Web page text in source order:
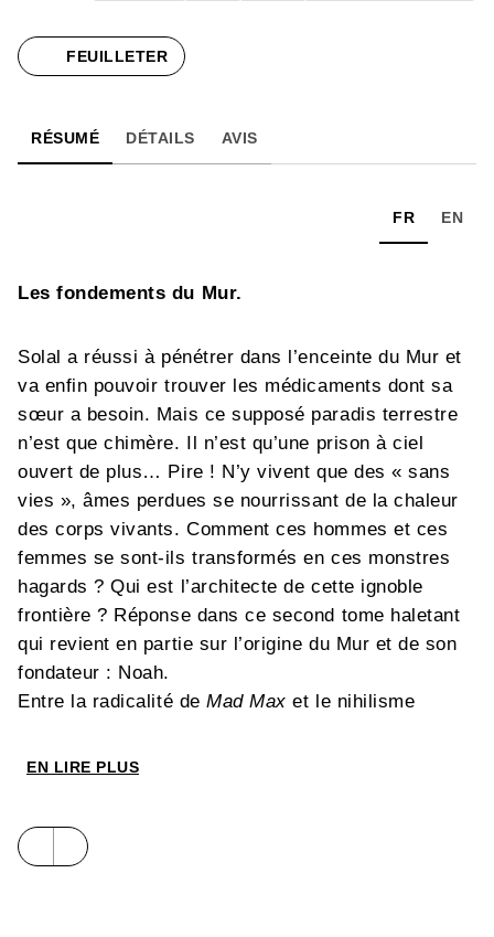
FEUILLETER
RÉSUMÉ DÉTAILS AVIS
FR EN
Les fondements du Mur.
Solal a réussi à pénétrer dans l’enceinte du Mur et
va enfin pouvoir trouver les médicaments dont sa
sœur a besoin. Mais ce supposé paradis terrestre
n’est que chimère. Il n’est qu’une prison à ciel
ouvert de plus… Pire ! N’y vivent que des « sans
vies », âmes perdues se nourrissant de la chaleur
des corps vivants. Comment ces hommes et ces
femmes se sont-ils transformés en ces monstres
hagards ? Qui est l’architecte de cette ignoble
frontière ? Réponse dans ce second tome haletant
qui revient en partie sur l’origine du Mur et de son
fondateur : Noah.
Entre la radicalité deMad Max et le nihilisme
maelstrom de poussière, de rouille et de sang. Une
du genre, nous interroge sur le devenir de
l’humanité et les conséquences de nos actes.
EN LIRE PLUS